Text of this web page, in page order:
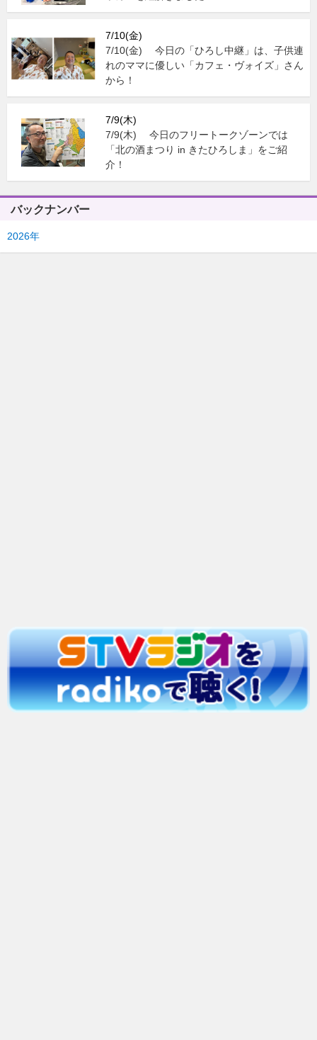
7/10(金)
7/10(金) 今日の「ひろし中継」は、子供連
れのママに優しい「カフェ・ヴォイズ」さん
から！
7/9(木)
7/9(木) 今日のフリートークゾーンでは
「北の酒まつり in きたひろしま」をご紹
介！
バックナンバー
2026年